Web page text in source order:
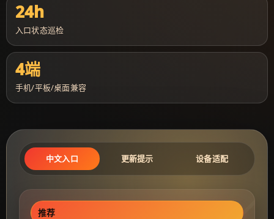
24h
入口状态巡检
4端
手机/平板/桌面兼容
中文入口 更新提示 设备适配
推荐